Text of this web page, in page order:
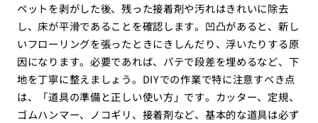
ペットを剥がした後、残った接着剤や汚れはきれいに除去
し、床が平滑であることを確認します。凹凸があると、新し
いフローリングを張ったときにきしんだり、浮いたりする原
因になります。必要であれば、パテで段差を埋めるなど、下
地を丁寧に整えましょう。DIYでの作業で特に注意すべき点
は、「道具の準備と正しい使い方」です。カッター、定規、
ゴムハンマー、ノコギリ、接着剤など、基本的な道具は必ず